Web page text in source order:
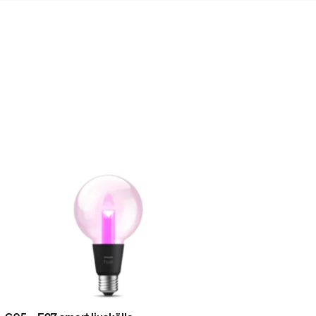
the camera?
how does it work?
for my Smart Chime?